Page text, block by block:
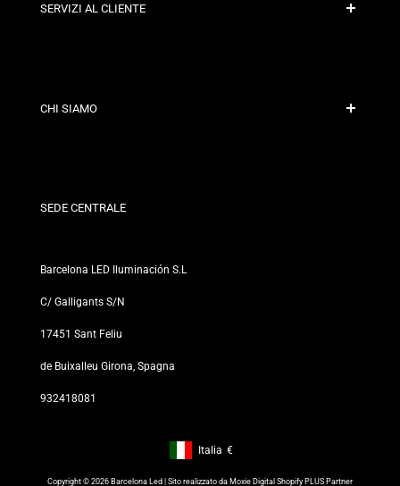
SERVIZI AL CLIENTE
Contatto
CHI SIAMO
I nostri negozi
SEDE CENTRALE
Barcelona LED Iluminación S.L
C/ Galligants S/N
17451 Sant Feliu
de Buixalleu Girona, Spagna
932418081
Footer: Italia, €
Italia €
Copyright © 2026 Barcelona Led | Sito realizzato da Moxie Digital Shopify PLUS Partner